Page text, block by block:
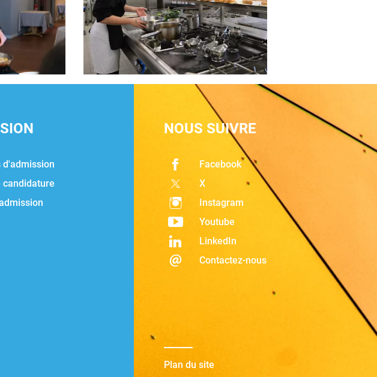
d'admission
candidature
NOUS SUIVRE
Facebook
X
Instagram
Youtube
LinkedIn
Contactez-nous
Plan du site